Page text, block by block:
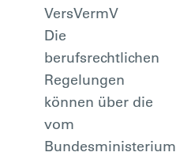
VersVermV
Die
berufsrechtlichen
Regelungen
können über die
vom
Bundesministerium